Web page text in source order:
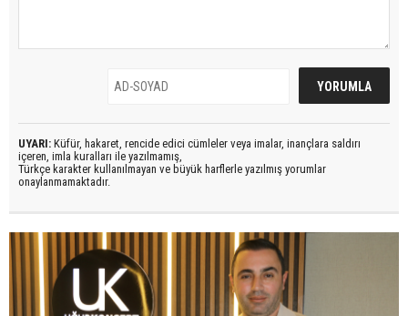
UYARI: Küfür, hakaret, rencide edici cümleler veya imalar, inançlara saldırı
içeren, imla kuralları ile yazılmamış,
Türkçe karakter kullanılmayan ve büyük harflerle yazılmış yorumlar
onaylanmamaktadır.